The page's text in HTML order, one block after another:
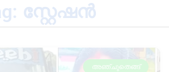
സ്റ്റേഷൻ
അഞ്ചുതെങ്ങ്